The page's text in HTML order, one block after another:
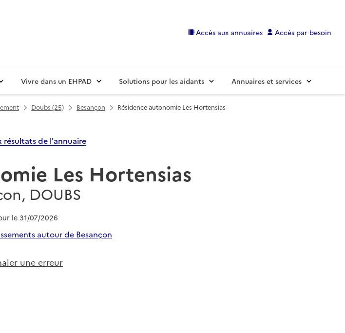
Accès aux annuaires Accès par besoin
Vivre dans un EHPAD Solutions pour les aidants Annuaires et services
Doubs (25) Besançon Résidence autonomie Les Hortensias
résultats de l'annuaire
Les Hortensias
DOUBS
le 31/07/2026
autour de Besançon
une erreur